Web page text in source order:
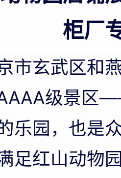
柜厂
市玄武区和
级景区
乐园，也是
足红山动物